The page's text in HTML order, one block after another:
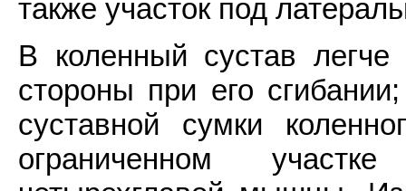
также участок под
В коленный сустав легче
стороны при его
суставной сумки
ограниченном